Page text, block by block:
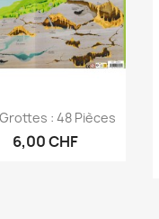
Aperçu rapide
: 48 Pièces
6,00 CHF